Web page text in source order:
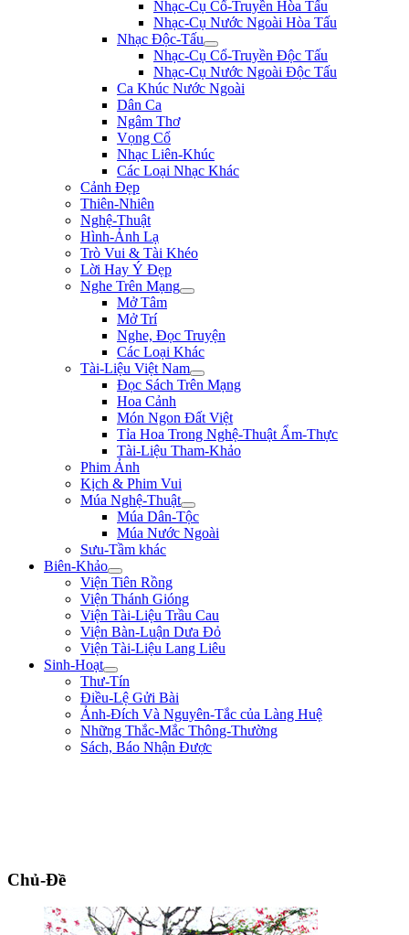
Nhạc-Cụ Cổ-Truyền Hòa Tấu
Nhạc-Cụ Nước Ngoài Hòa Tấu
Nhạc Độc-Tấu
Nhạc-Cụ Cổ-Truyền Độc Tấu
Nhạc-Cụ Nước Ngoài Độc Tấu
Ca Khúc Nước Ngoài
Dân Ca
Ngâm Thơ
Vọng Cổ
Nhạc Liên-Khúc
Các Loại Nhạc Khác
Cảnh Đẹp
Thiên-Nhiên
Nghệ-Thuật
Hình-Ảnh Lạ
Trò Vui & Tài Khéo
Lời Hay Ý Đẹp
Nghe Trên Mạng
Mở Tâm
Mở Trí
Nghe, Đọc Truyện
Các Loại Khác
Tài-Liệu Việt Nam
Đọc Sách Trên Mạng
Hoa Cảnh
Món Ngon Đất Việt
Tỉa Hoa Trong Nghệ-Thuật Ẩm-Thực
Tài-Liệu Tham-Khảo
Phim Ảnh
Kịch & Phim Vui
Múa Nghệ-Thuật
Múa Dân-Tộc
Múa Nước Ngoài
Sưu-Tầm khác
Biên-Khảo
Viện Tiên Rồng
Viện Thánh Gióng
Viện Tài-Liệu Trầu Cau
Viện Bàn-Luận Dưa Đỏ
Viện Tài-Liệu Lang Liêu
Sinh-Hoạt
Thư-Tín
Điều-Lệ Gửi Bài
Ảnh-Đích Và Nguyên-Tắc của Làng Huệ
Những Thắc-Mắc Thông-Thường
Sách, Báo Nhận Được
Chủ-Đề